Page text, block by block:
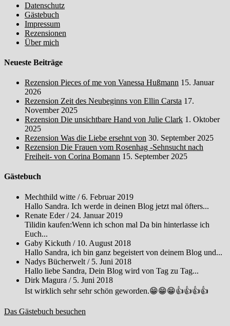
Datenschutz
Gästebuch
Impressum
Rezensionen
Über mich
Neueste Beiträge
Rezension Pieces of me von Vanessa Hußmann 15. Januar
2026
Rezension Zeit des Neubeginns von Ellin Carsta 17.
November 2025
Rezension Die unsichtbare Hand von Julie Clark 1. Oktober
2025
Rezension Was die Liebe ersehnt von 30. September 2025
Rezension Die Frauen vom Rosenhag -Sehnsucht nach
Freiheit- von Corina Bomann 15. September 2025
Gästebuch
Mechthild witte /6. Februar 2019
Hallo Sandra. Ich werde in deinen Blog jetzt mal öfters...
Renate Eder/ 24. Januar 2019
Tilidin kaufen:Wenn ich schon mal Da bin hinterlasse ich
Euch...
Gaby Kickuth / 10. August 2018
Hallo Sandra, ich bin ganz begeistert von deinem Blog und...
Nadys Bücherwelt / 5. Juni 2018
Hallo liebe Sandra, Dein Blog wird von Tag zu Tag...
Dirk Magura / 5. Juni 2018
Ist wirklich sehr sehr schön geworden.😁😁😁👍👍👍👍
Das Gästebuch besuchen